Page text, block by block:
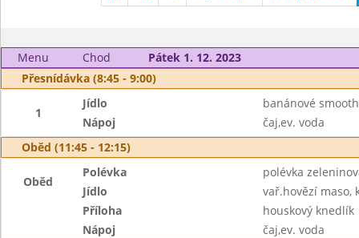
Menu Chod
Pátek 1. 12. 2023
Přesnídávka (8:45 - 9:00)
1
Jídlo
banánové
Nápoj
čaj,ev. voda
Oběd (11:45 - 12:15)
Oběd
Polévka
polévka
Jídlo
vař.hovězí maso,
Příloha
houskový knedlík
Nápoj
čaj,ev. voda